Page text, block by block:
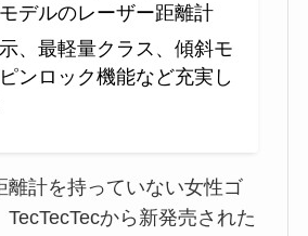
デルのレーザー距離計
、最軽量クラス、傾斜モ
ンロック機能など充実し
離計を持っていない女性ゴ
から新発売された